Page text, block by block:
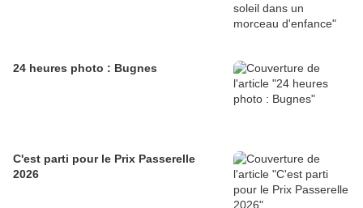
24 heures photo : Bugnes
C'est parti pour le Prix Passerelle
2026